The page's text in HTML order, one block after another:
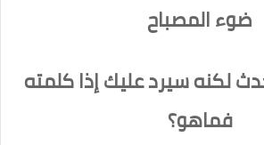
ضوء المصباح
لكنه سيرد عليك إذا كلمته
فماهو؟